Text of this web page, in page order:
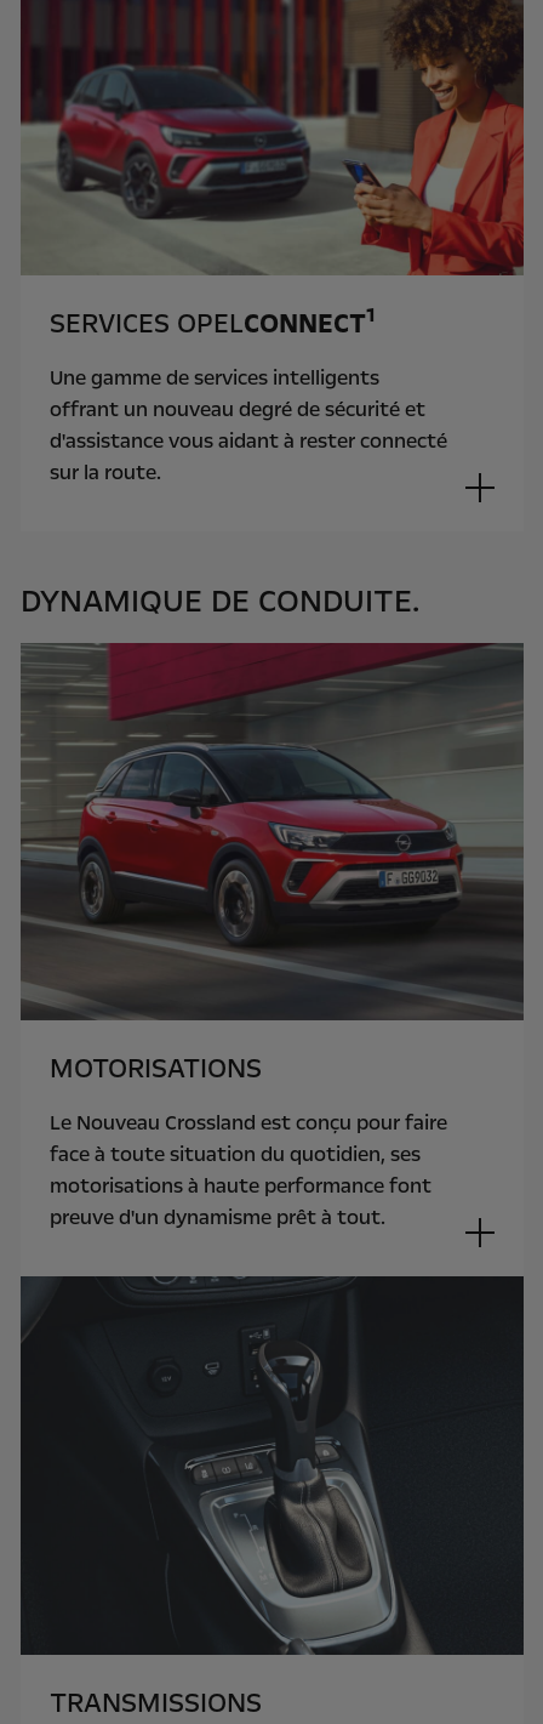
SERVICES OPELCONNECT1
Une gamme de services intelligents
offrant un nouveau degré de sécurité et
d'assistance vous aidant à rester connecté
sur la route.
DYNAMIQUE DE CONDUITE.
MOTORISATIONS
Le Nouveau Crossland est conçu pour faire
face à toute situation du quotidien, ses
motorisations à haute performance font
preuve d'un dynamisme prêt à tout.
TRANSMISSIONS